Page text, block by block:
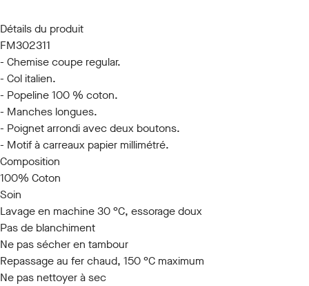
Détails du produit
FM302311
- Chemise coupe regular.
- Col italien.
- Popeline 100 % coton.
- Manches longues.
- Poignet arrondi avec deux boutons.
- Motif à carreaux papier millimétré.
Composition
100% Coton
Soin
Lavage en machine 30 °C, essorage doux
Pas de blanchiment
Ne pas sécher en tambour
Repassage au fer chaud, 150 °C maximum
Ne pas nettoyer à sec